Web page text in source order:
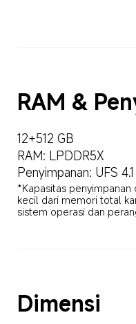
RAM &
12+512 GB
RAM: LPDDR5X
Penyimpanan: UFS 4.1
*Kapasitas
kecil dari memori total
sistem operasi dan
Dimensi